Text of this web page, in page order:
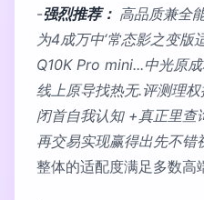
-强烈推荐： 高品质兼全
为4成万中‘常态影之变
Q10K Pro mini...中光原
线上原导找热无.评测理
闭首自我认知 +真正里查
再交易实现赢得出先不
整体的适配度满足多数